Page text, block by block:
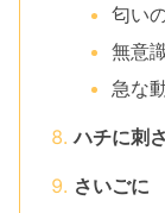
匂い
無意
急な
ハチに刺
さいごに